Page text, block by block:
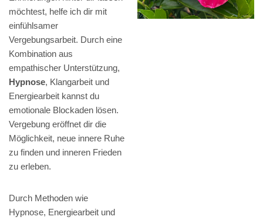
möchtest, helfe ich dir mit
einfühlsamer
Vergebungsarbeit. Durch eine
Kombination aus
empathischer Unterstützung,
Hypnose, Klangarbeit und
Energiearbeit kannst du
emotionale Blockaden lösen.
Vergebung eröffnet dir die
Möglichkeit, neue innere Ruhe
zu finden und inneren Frieden
zu erleben.
Durch Methoden wie
Hypnose, Energiearbeit und